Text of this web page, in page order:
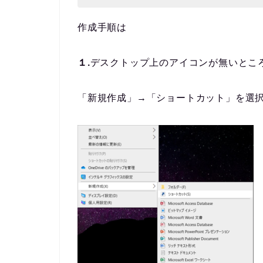
作成手順は
１.デスクトップ上のアイコンが無いとこ
「新規作成」→「ショートカット」を選